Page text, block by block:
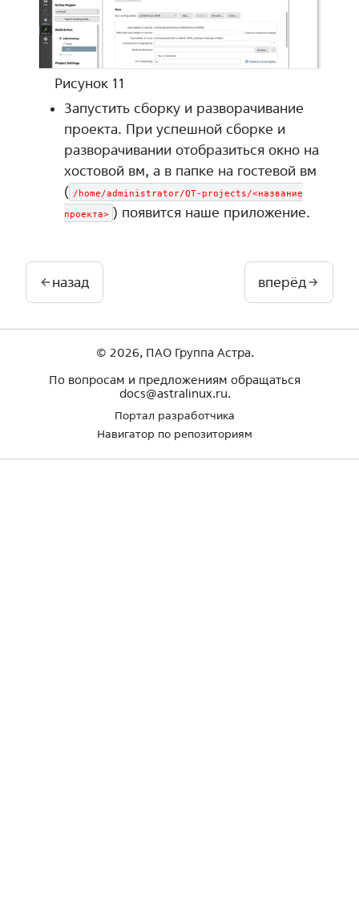
Рисунок 11
Запустить сборку и разворачивание
проекта. При успешной сборке и
разворачивании отобразиться окно на
хостовой вм, а в папке на гостевой вм
( /home/administrator/QT-projects/<название
проекта> ) появится наше приложение.
назад вперёд
© 2026, ПАО Группа Астра.
По вопросам и предложениям обращаться
docs@astralinux.ru.
Портал разработчика
Навигатор по репозиториям